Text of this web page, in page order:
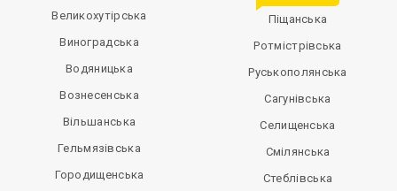
Великохутірська
Виноградська
Водяницька
Вознесенська
Вільшанська
Гельмязівська
Городищенська
Піщанська
Ротмістрівська
Руськополянська
Сагунівська
Селищенська
Смілянська
Стеблівська